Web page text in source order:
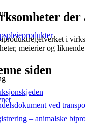
der
i
meierier og
siden
ved
– animalske